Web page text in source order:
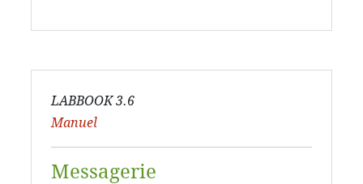
LABBOOK 3.6
Manuel
Messagerie